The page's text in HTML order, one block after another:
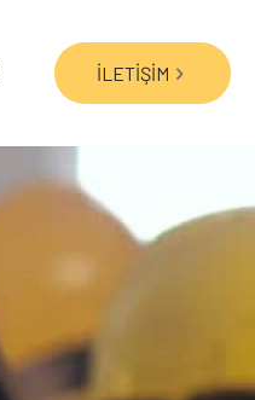
İLETİŞİM